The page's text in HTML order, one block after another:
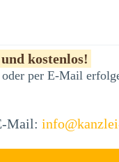
kostenlos!
per E-Mail
Mail: